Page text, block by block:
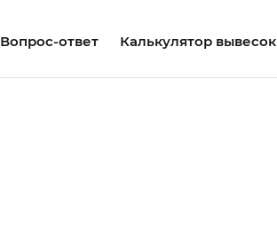
Вопрос-ответ Калькулятор вывесок